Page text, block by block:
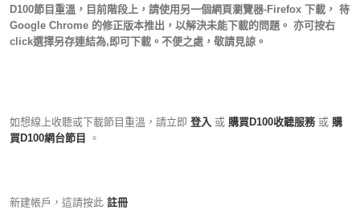
D100節目重溫，目前階段上，請使用另一個網頁瀏覽器-Firefox 下載， 待
Google Chrome 的修正版本推出，以解決未能下載的問題。 亦可按右
click選擇另存連結為,即可下載。不便之處，敬請見諒。
如想線上收聽或下載節目重溫，請立即 登入 或 購買D100收聽服務 或 購
買D100網台節目
。
新建帳戶，這請按此 註冊